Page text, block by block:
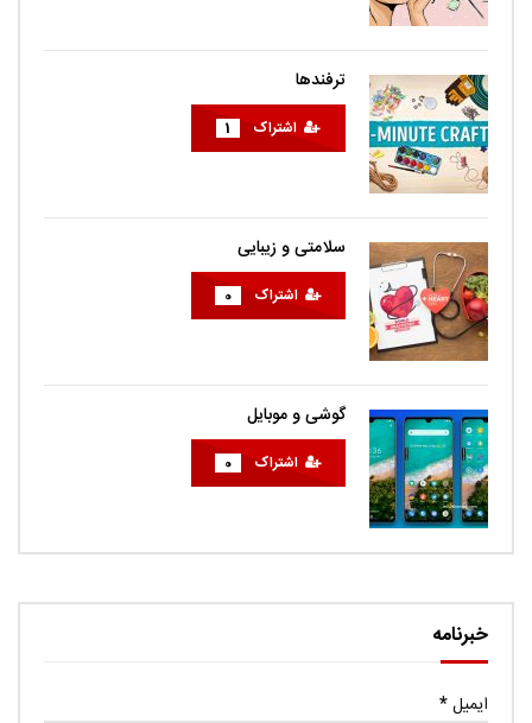
ترفندها
اشتراک 1
سلامتی و زیبایی
اشتراک 0
گوشی و موبایل
اشتراک 0
خبرنامه
ایمیل*